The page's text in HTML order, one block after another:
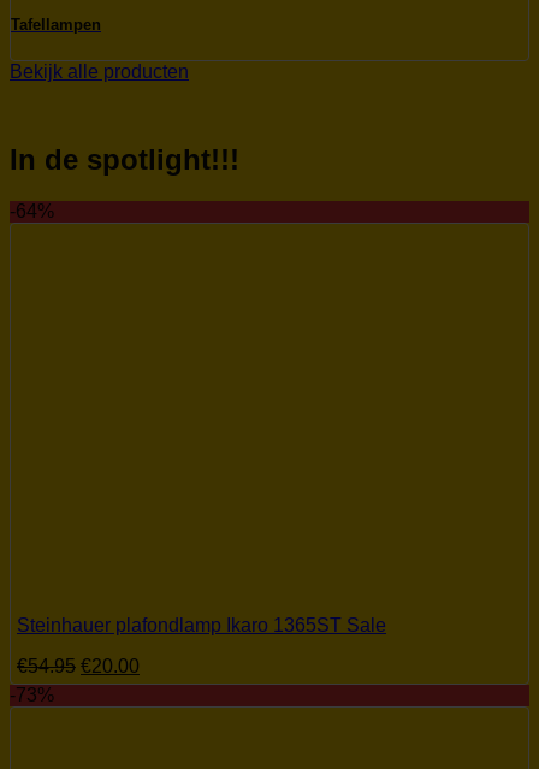
Tafellampen
Bekijk alle producten
In de spotlight!!!
-64%
Steinhauer plafondlamp Ikaro 1365ST Sale
€54.95 Oorspronkelijke
prijs
was:
€20.00
prijs
is:
-73%